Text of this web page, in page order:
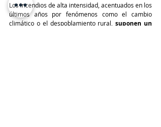
Los incendios de alta intensidad, acentuados en los
últimos años por fenómenos como el cambio
climático o el despoblamiento rural, suponen un